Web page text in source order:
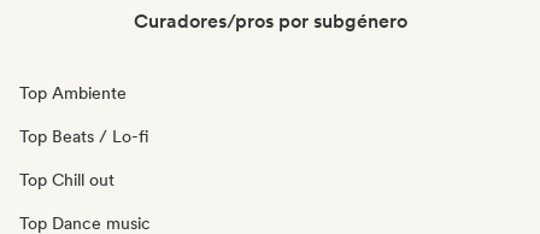
Curadores/pros por subgénero
Top Ambiente
Top Beats / Lo-fi
Top Chill out
Top Dance music